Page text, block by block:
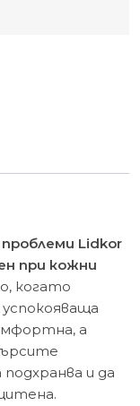
Lidkor
при кожни
когато
а
и да